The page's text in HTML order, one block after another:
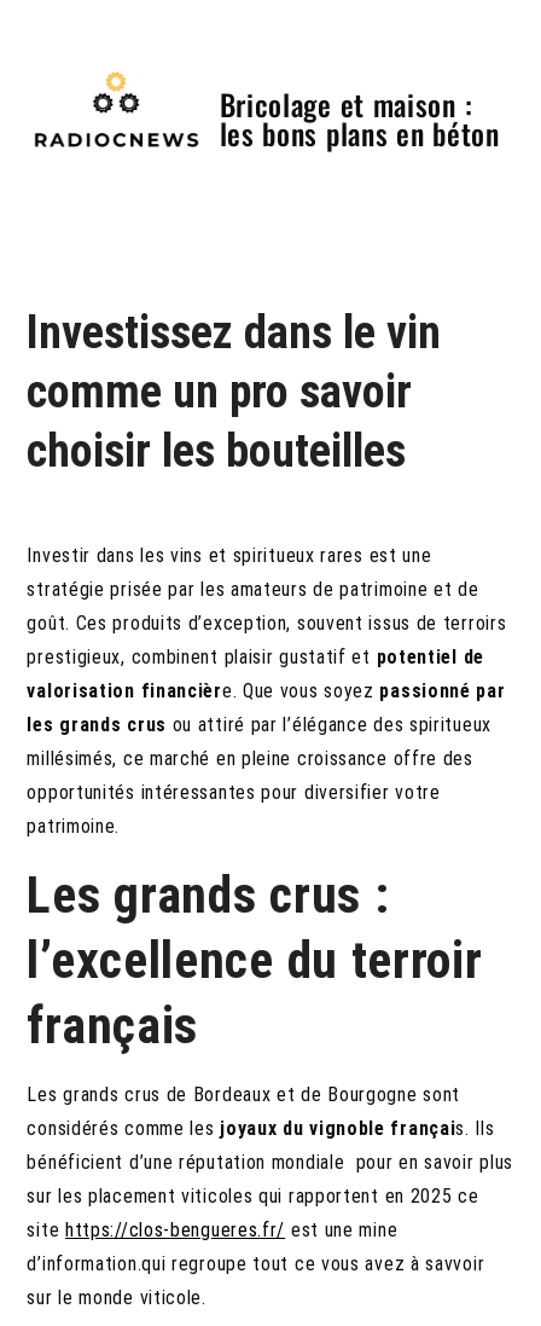
Bricolage et maison :
les bons plans en béton
Investissez dans le vin
comme un pro savoir
choisir les bouteilles
Investir dans les vins et spiritueux rares est une
stratégie prisée par les amateurs de patrimoine et de
goût. Ces produits d’exception, souvent issus de terroirs
prestigieux, combinent plaisir gustatif et potentiel de
valorisation financière. Que vous soyez passionné par
les grands crus ou attiré par l’élégance des spiritueux
millésimés, ce marché en pleine croissance offre des
opportunités intéressantes pour diversifier votre
patrimoine.
Les grands crus :
l’excellence du terroir
français
Les grands crus de Bordeaux et de Bourgogne sont
considérés comme les joyaux du vignoble français. Ils
bénéficient d’une réputation mondiale pour en savoir plus
sur les placement viticoles qui rapportent en 2025 ce
site https://clos-bengueres.fr/ est une mine
d’information.qui regroupe tout ce vous avez à savvoir
sur le monde viticole.